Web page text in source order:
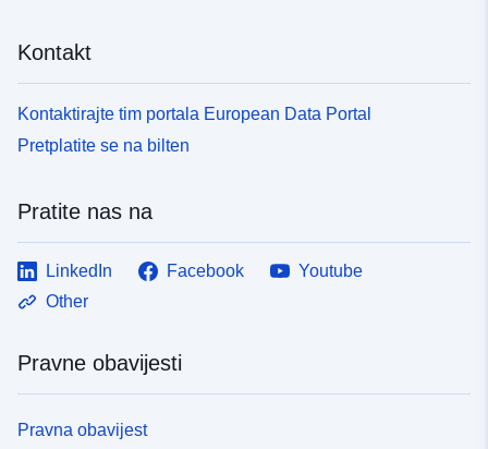
Kontakt
Kontaktirajte tim portala European Data Portal
Pretplatite se na bilten
Pratite nas na
LinkedIn Facebook
Youtube
Other
Pravne obavijesti
Pravna obavijest